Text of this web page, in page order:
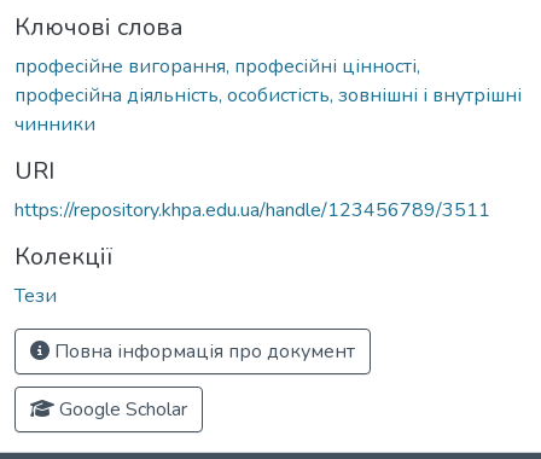
Ключові слова
професійне вигорання, професійні цінності,
професійна діяльність, особистість, зовнішні і внутрішні
чинники
URI
https://repository.khpa.edu.ua/handle/123456789/3511
Колекції
Тези
Повна інформація про документ
Google Scholar